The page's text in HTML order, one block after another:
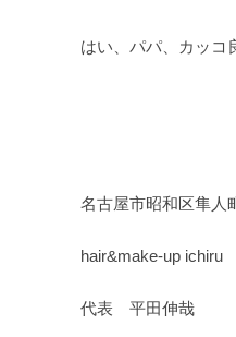
はい、パパ、カッコ
名古屋市昭和区隼人
hair&make-up ichiru
代表 平田伸哉